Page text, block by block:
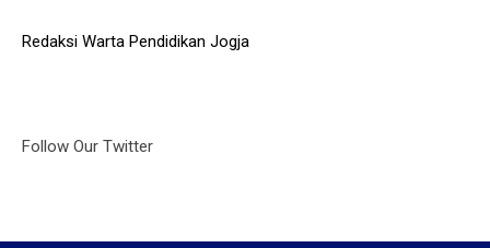
Redaksi Warta Pendidikan Jogja
Follow Our Twitter